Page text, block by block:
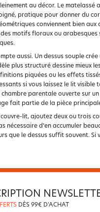
au décor. Le matelassé
pratique pour donner du
conviennent bien aux
motifs floraux ou arabesques
aussi. Un dessus souple crée
plus structuré dessine mieux
piquées ou les effets
si vous laissez le lit visible
chambre parentale ouverte sur
fait partie de la pièce
lit, ajoutez deux ou trois
nécessaire d’en accumuler
que le dessus suffit souvent. Si
coussins unis. Si votre linge est
décisif au moment de l’achat,
DÈS 99€ D'ACHAT